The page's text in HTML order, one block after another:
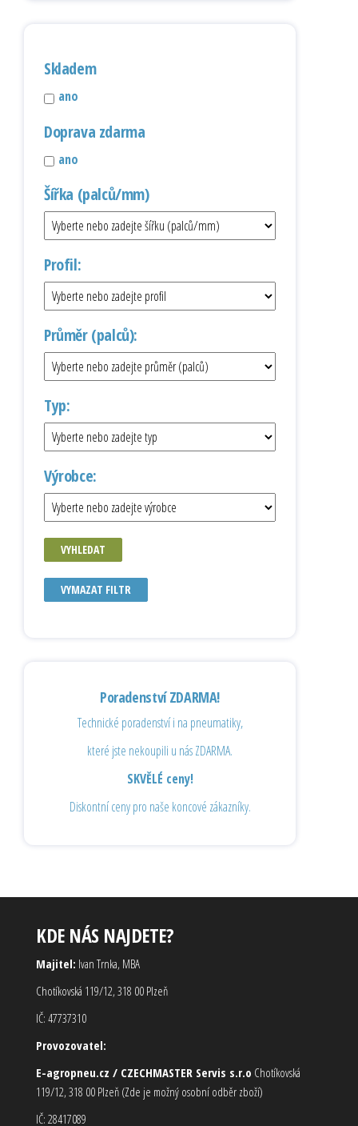
Skladem
ano
Doprava zdarma
ano
Šířka (palců/mm)
Profil:
Průměr (palců):
Typ:
Výrobce:
VYHLEDAT
VYMAZAT FILTR
Poradenství ZDARMA!
Technické poradenství i na pneumatiky,
které jste nekoupili u nás ZDARMA.
SKVĚLÉ ceny!
Diskontní ceny pro naše koncové zákazníky.
KDE NÁS NAJDETE?
Majitel: Ivan Trnka, MBA
Chotíkovská 119/12, 318 00 Plzeň
IČ: 47737310
Provozovatel:
E-agropneu.cz / CZECHMASTER Servis s.r.o Chotíkovská
119/12, 318 00 Plzeň (Zde je možný osobní odběr zboží)
IČ: 28417089